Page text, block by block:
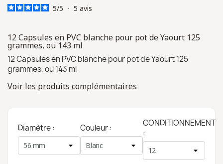
5/5 - 5 avis
12 Capsules en PVC blanche pour pot de Yaourt 125
grammes, ou 143 ml
12 Capsules en PVC blanche pour pot de Yaourt 125
grammes, ou 143 ml
Voir les produits complémentaires
Diamètre : Couleur :
CONDITIONNEMENT
: